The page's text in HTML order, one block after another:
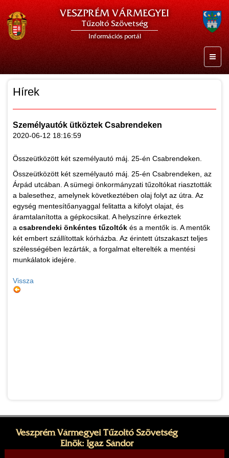
VESZPRÉM VÁRMEGYEI
Tűzoltó Szövetség
Információs portál
Hírek
Személyautók ütköztek Csabrendeken
2020-06-12 18:16:59
Összeütközött két személyautó máj. 25-én Csabrendeken.
Összeütközött két személyautó máj. 25-én Csabrendeken, az
Árpád utcában. A sümegi önkormányzati tűzoltókat riasztották
a balesethez, amelynek következtében olaj folyt az útra. Az
egység mentesítőanyaggal felitatta a kifolyt olajat, és
áramtalanította a gépkocsikat. A helyszínre érkeztek
a csabrendeki önkéntes tűzoltók és a mentők is. A mentők
két embert szállítottak kórházba. Az érintett útszakaszt teljes
szélességében lezárták, a forgalmat elterelték a mentési
munkálatok idejére.
Vissza
Veszprém Vármegyei Tűzoltó Szövetség
Elnök: Igaz Sándor